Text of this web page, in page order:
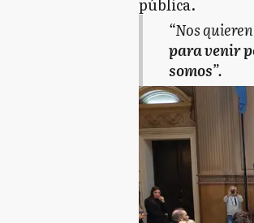
“Nos
para venir
somos”.